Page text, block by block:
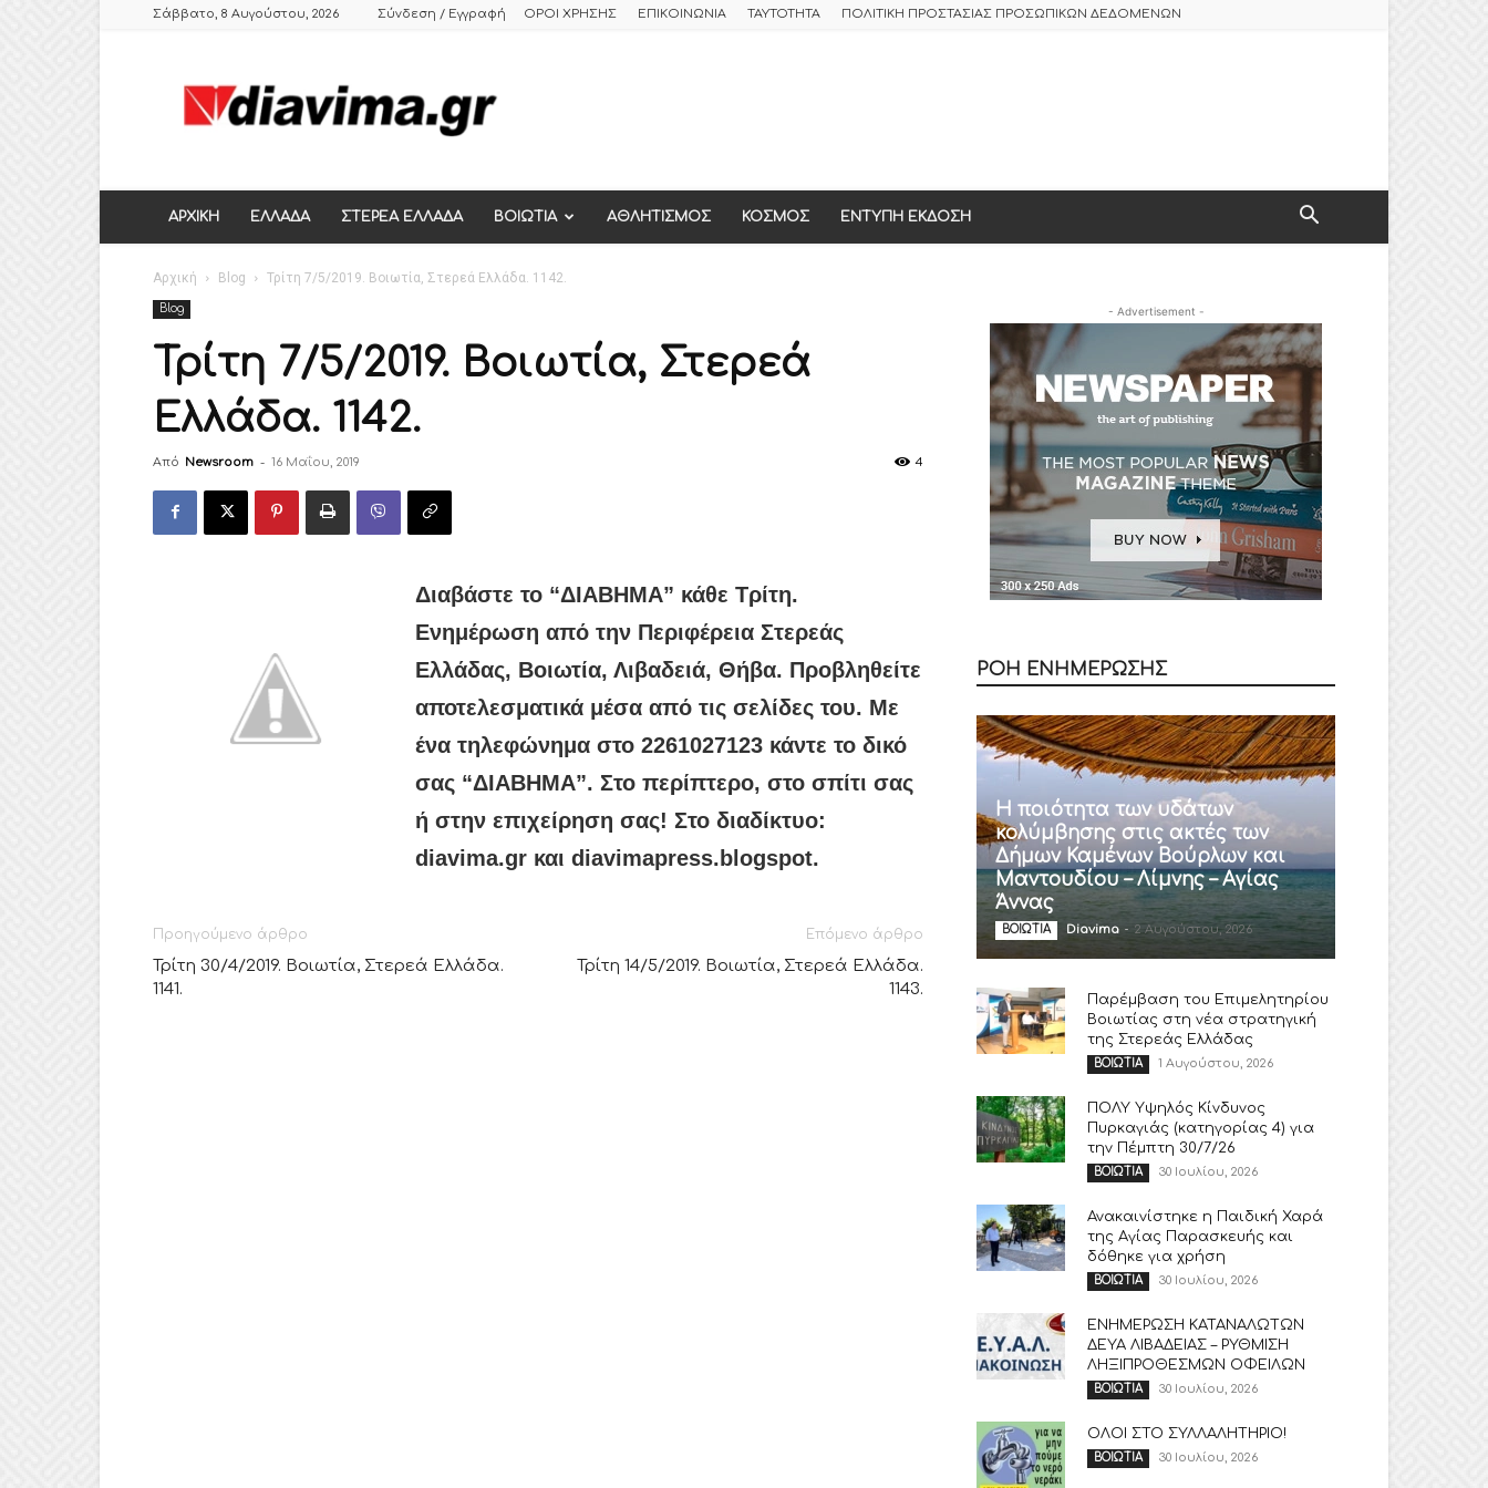
Σάββατο, 8 Αυγούστου, 2026 Σύνδεση / Εγγραφή ΟΡΟΙ ΧΡΗΣΗΣ ΕΠΙΚΟΙΝΩΝΙΑ ΤΑΥΤΟΤΗΤΑ ΠΟΛΙΤΙΚΗ ΠΡΟΣΤΑΣΙΑΣ ΠΡΟΣΩΠΙΚΩΝ ΔΕΔΟΜΕΝΩΝ
ΕΒΔΟΜΑΔΙΑΙΑ
ΠΟΛΙΤΙΚΗ
ΕΛΛΑΔΑΣ,
ΘΗΒΑ
ΑΡΧΙΚΗ ΕΛΛΑΔΑ ΣΤΕΡΕΑ ΕΛΛΑΔΑ ΒΟΙΩΤΙΑ ΑΘΛΗΤΙΣΜΟΣ ΚΟΣΜΟΣ ΕΝΤΥΠΗ ΕΚΔΟΣΗ
Αρχική Blog Τρίτη 7/5/2019. Βοιωτία, Στερεά Ελλάδα. 1142.
Blog
Τρίτη 7/5/2019. Βοιωτία, Στερεά
Ελλάδα. 1142.
Από Newsroom - 16 Μαΐου, 2019 4
Διαβάστε το “ΔIABHMA” κάθε Τρίτη.
Ενημέρωση από την Περιφέρεια Στερεάς
Ελλάδας, Βοιωτία, Λιβαδειά, Θήβα. Προβληθείτε
αποτελεσματικά μέσα από τις σελίδες του. Με
ένα τηλεφώνημα στο 2261027123 κάντε το δικό
σας “ΔΙΑΒΗΜΑ”. Στο περίπτερο, στο σπίτι σας
ή στην επιχείρηση σας! Στο διαδίκτυο:
diavima.gr και diavimapress.blogspot.
Προηγούμενο άρθρο
Τρίτη 30/4/2019. Βοιωτία, Στερεά Ελλάδα.
1141.
Επόμενο άρθρο
Τρίτη 14/5/2019. Βοιωτία, Στερεά Ελλάδα.
1143.
- Advertisement -
ΡΟΗ ΕΝΗΜΕΡΩΣΗΣ
Η ποιότητα των υδάτων
κολύμβησης στις ακτές των
Δήμων Καμένων Βούρλων και
Μαντουδίου – Λίμνης – Αγίας
Άννας
ΒΟΙΩΤΙΑ Diavima - 2 Αυγούστου, 2026
Παρέμβαση του Επιμελητηρίου
Βοιωτίας στη νέα στρατηγική
της Στερεάς Ελλάδας
ΒΟΙΩΤΙΑ 1 Αυγούστου, 2026
ΠΟΛΥ Υψηλός Κίνδυνος
Πυρκαγιάς (κατηγορίας 4) για
την Πέμπτη 30/7/26
ΒΟΙΩΤΙΑ 30 Ιουλίου, 2026
Ανακαινίστηκε η Παιδική Χαρά
της Αγίας Παρασκευής και
δόθηκε για χρήση
ΒΟΙΩΤΙΑ 30 Ιουλίου, 2026
ΕΝΗΜΕΡΩΣΗ ΚΑΤΑΝΑΛΩΤΩΝ
ΔΕΥΑ ΛΙΒΑΔΕΙΑΣ – ΡΥΘΜΙΣΗ
ΛΗΞΙΠΡΟΘΕΣΜΩΝ ΟΦΕΙΛΩΝ
ΒΟΙΩΤΙΑ 30 Ιουλίου, 2026
ΟΛΟΙ ΣΤΟ ΣΥΛΛΑΛΗΤΗΡΙΟ!
ΒΟΙΩΤΙΑ 30 Ιουλίου, 2026